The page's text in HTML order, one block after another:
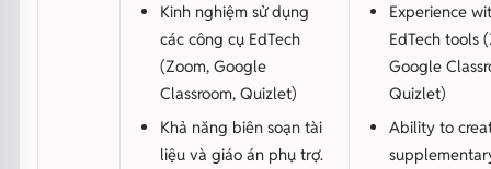
Kinh nghiệm sử dụng
các công cụ EdTech
(Zoom, Google
Classroom, Quizlet)
Khả năng biên soạn tài
liệu và giáo án phụ trợ.
Experience
EdTech tools
Google
Quizlet)
Ability to